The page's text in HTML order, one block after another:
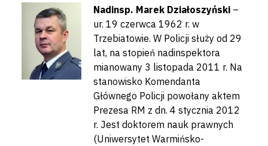
Nadinsp. Marek Działoszyński –
ur. 19 czerwca 1962 r. w
Trzebiatowie. W Policji służy od 29
lat, na stopień nadinspektora
mianowany 3 listopada 2011 r. Na
stanowisko Komendanta
Głównego Policji powołany aktem
Prezesa RM z dn. 4 stycznia 2012
r. Jest doktorem nauk prawnych
(Uniwersytet Warmińsko-